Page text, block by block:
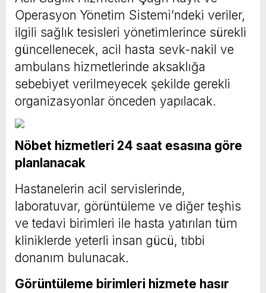
Operasyon Yönetim Sistemi’ndeki veriler,
ilgili sağlık tesisleri yönetimlerince sürekli
güncellenecek, acil hasta sevk-nakil ve
ambulans hizmetlerinde aksaklığa
sebebiyet verilmeyecek şekilde gerekli
organizasyonlar önceden yapılacak.
Nöbet hizmetleri 24 saat esasına göre
planlanacak
Hastanelerin acil servislerinde,
laboratuvar, görüntüleme ve diğer teşhis
ve tedavi birimleri ile hasta yatırılan tüm
kliniklerde yeterli insan gücü, tıbbi
donanım bulunacak.
Görüntüleme birimleri hizmete hasır